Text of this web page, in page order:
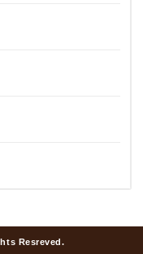
Resreved.